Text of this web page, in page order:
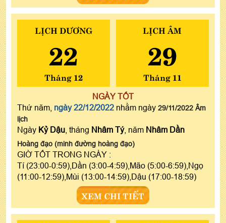
LỊCH DƯƠNG
22
Tháng 12
LỊCH ÂM
29
Tháng 11
NGÀY TỐT
Thứ năm, ngày 22/12/2022 nhằm ngày 29/11/2022 Âm
lịch
Ngày Kỷ Dậu , tháng Nhâm Tý, năm Nhâm Dần
Hoàng đạo (minh đường hoàng đạo)
GIỜ TỐT TRONG NGÀY :
Tí (23:00-0:59),Dần (3:00-4:59),Mão (5:00-6:59),Ngọ
(11:00-12:59),Mùi (13:00-14:59),Dậu (17:00-18:59)
XEM CHI TIẾT